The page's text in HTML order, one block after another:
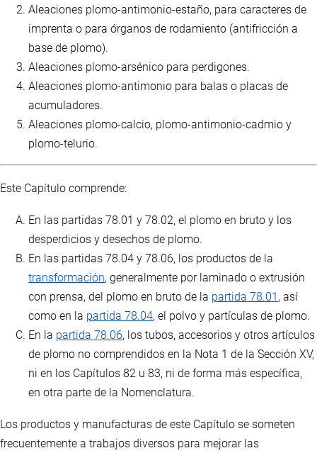
Aleaciones plomo-antimonio-estaño, para caracteres de
imprenta o para órganos de rodamiento (antifricción a
base de plomo).
Aleaciones plomo-arsénico para perdigones.
Aleaciones plomo-antimonio para balas o placas de
acumuladores.
Aleaciones plomo-calcio, plomo-antimonio-cadmio y
plomo-telurio.
Este Capítulo comprende:
En las partidas 78.01 y 78.02, el plomo en bruto y los
desperdicios y desechos de plomo.
En las partidas 78.04 y 78.06, los productos de la
transformación, generalmente por laminado o extrusión
con prensa, del plomo en bruto de la partida 78.01 , así
como en la partida 78.04, el polvo y partículas de plomo.
En la partida 78.06, los tubos, accesorios y otros artículos
de plomo no comprendidos en la Nota 1 de la Sección XV,
ni en los Capítulos 82 u 83, ni de forma más específica,
en otra parte de la Nomenclatura.
Los productos y manufacturas de este Capítulo se someten
frecuentemente a trabajos diversos para mejorar las